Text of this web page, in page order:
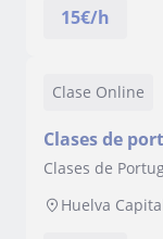
15€/h
Clase Online
Clases de
Clases de
Huelva